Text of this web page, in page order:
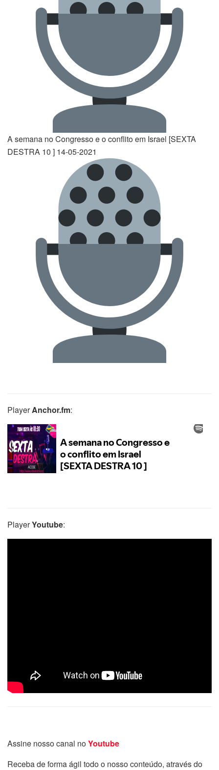
A semana no Congresso e o conflito em Israel [SEXTA
DESTRA 10 ] 14-05-2021
PlayerAnchor.fm:
PlayerYoutube:
Assine nosso canal noYoutube
Receba de forma ágil todo o nosso conteúdo, através do